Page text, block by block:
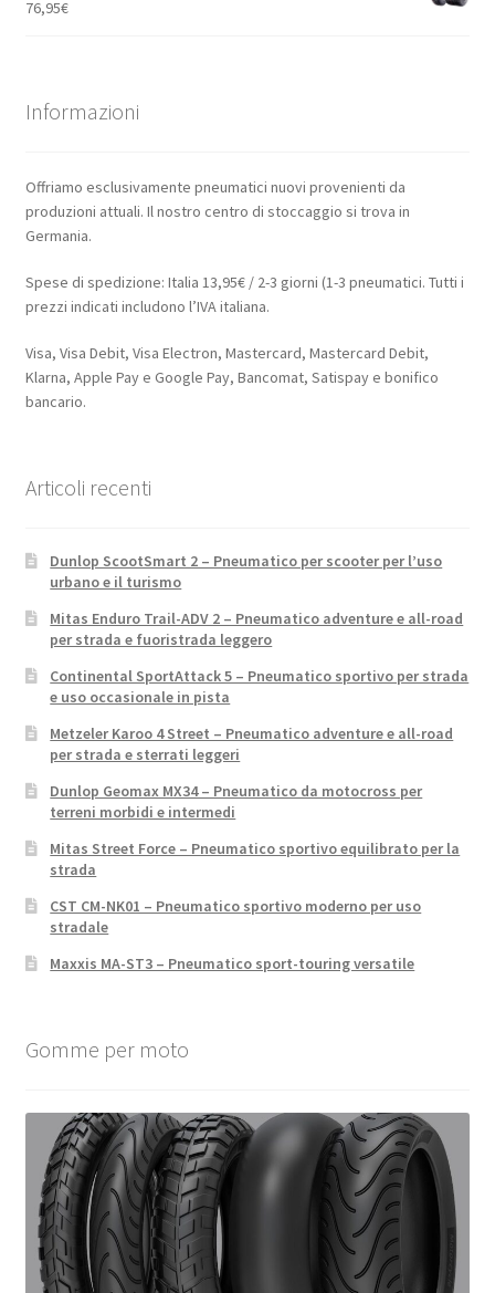
76,95€
Informazioni
Offriamo esclusivamente pneumatici nuovi provenienti da
produzioni attuali. Il nostro centro di stoccaggio si trova in
Germania.
Spese di spedizione: Italia 13,95€ / 2-3 giorni (1-3 pneumatici. Tutti i
prezzi indicati includono l’IVA italiana.
Visa, Visa Debit, Visa Electron, Mastercard, Mastercard Debit,
Klarna, Apple Pay e Google Pay, Bancomat, Satispay e bonifico
bancario.
Articoli recenti
Dunlop ScootSmart 2 – Pneumatico per scooter per l’uso
urbano e il turismo
Mitas Enduro Trail-ADV 2 – Pneumatico adventure e all-road
per strada e fuoristrada leggero
Continental SportAttack 5 – Pneumatico sportivo per strada
e uso occasionale in pista
Metzeler Karoo 4 Street – Pneumatico adventure e all-road
per strada e sterrati leggeri
Dunlop Geomax MX34 – Pneumatico da motocross per
terreni morbidi e intermedi
Mitas Street Force – Pneumatico sportivo equilibrato per la
strada
CST CM-NK01 – Pneumatico sportivo moderno per uso
stradale
Maxxis MA-ST3 – Pneumatico sport-touring versatile
Gomme per moto